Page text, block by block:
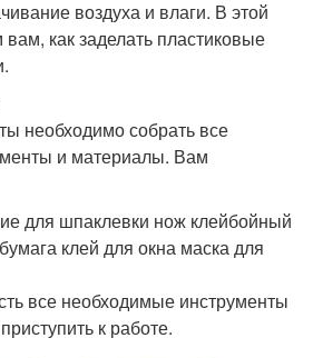
воздуха и влаги. В этой
как заделать пластиковые
необходимо собрать все
и материалы. Вам
для шпаклевки нож клейбойный
клей для окна маска для
все необходимые инструменты
к работе.